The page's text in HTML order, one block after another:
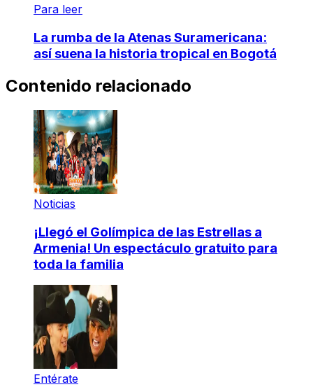
Para leer
La rumba de la Atenas Suramericana:
así suena la historia tropical en Bogotá
Contenido relacionado
Noticias
¡Llegó el Golímpica de las Estrellas a
Armenia! Un espectáculo gratuito para
toda la familia
Entérate